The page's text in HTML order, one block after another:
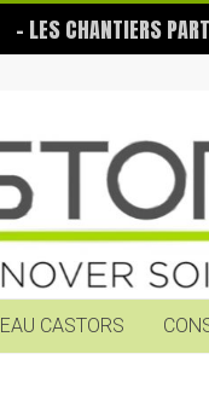
– LES CHANTIERS
CASTORS